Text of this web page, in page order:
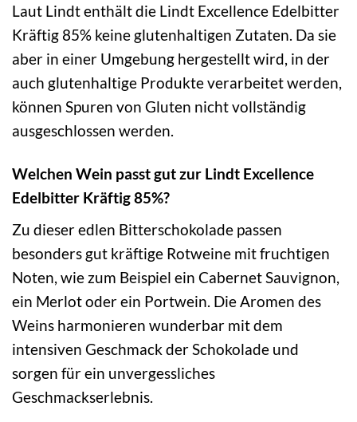
Laut Lindt enthält die Lindt Excellence Edelbitter
Kräftig 85% keine glutenhaltigen Zutaten. Da sie
aber in einer Umgebung hergestellt wird, in der
auch glutenhaltige Produkte verarbeitet werden,
können Spuren von Gluten nicht vollständig
ausgeschlossen werden.
Welchen Wein passt gut zur Lindt Excellence
Edelbitter Kräftig 85%?
Zu dieser edlen Bitterschokolade passen
besonders gut kräftige Rotweine mit fruchtigen
Noten, wie zum Beispiel ein Cabernet Sauvignon,
ein Merlot oder ein Portwein. Die Aromen des
Weins harmonieren wunderbar mit dem
intensiven Geschmack der Schokolade und
sorgen für ein unvergessliches
Geschmackserlebnis.